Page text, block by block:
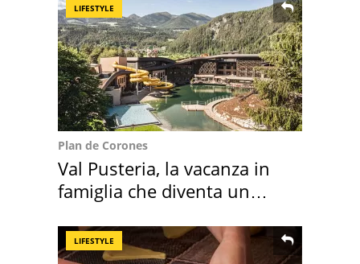
LIFESTYLE
Plan de Corones
Val Pusteria, la vacanza in
famiglia che diventa un
LIFESTYLE